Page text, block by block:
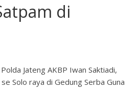
di
Jateng AKBP Iwan Saktiadi,
Solo raya di Gedung Serba Guna